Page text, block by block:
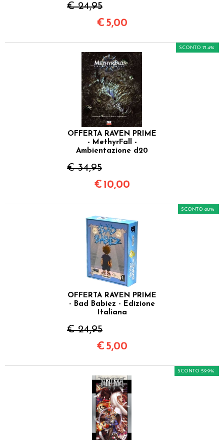
€ 24,95
€ 5,00
OFFERTA RAVEN PRIME
- MethyrFall -
Ambientazione d20
€ 34,95
SCONTO 71.4%
€ 10,00
OFFERTA RAVEN PRIME
- Bad Babiez - Edizione
Italiana
€ 24,95
SCONTO 80%
€ 5,00
SCONTO 59.9%